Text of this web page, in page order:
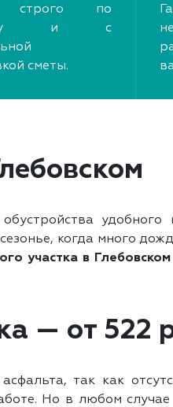
строго по
и с
сметы.
когда много
участка в
— от 522
так как
Но в любом